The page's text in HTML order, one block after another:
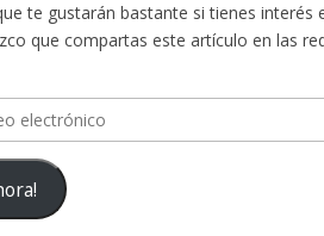
te gustarán bastante si tienes interés
que compartas este artículo en las